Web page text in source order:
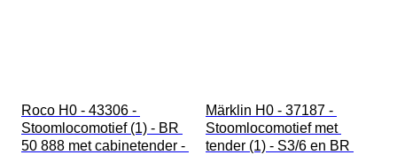
Roco H0 - 43306 -
Stoomlocomotief (1) - BR
50 888 met cabinetender -
Märklin H0 - 37187 -
Stoomlocomotief met
tender (1) - S3/6 en BR